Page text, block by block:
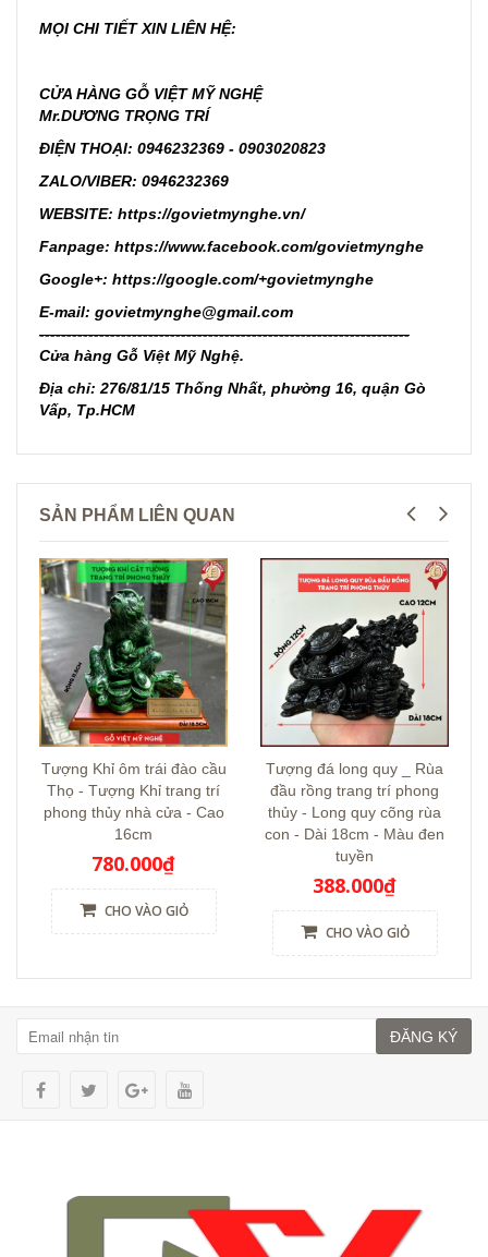
MỌI CHI TIẾT XIN LIÊN HỆ:
CỬA HÀNG GỖ VIỆT MỸ NGHỆ
Mr.DƯƠNG TRỌNG TRÍ
ĐIỆN THOẠI: 0946232369 - 0903020823
ZALO/VIBER: 0946232369
WEBSITE: https://govietmynghe.vn/
Fanpage: https://www.facebook.com/govietmynghe
Google+: https://google.com/+govietmynghe
E-mail: govietmynghe@gmail.com
--------------------------------------------------------------------
Cửa hàng Gỗ Việt Mỹ Nghệ.
Địa chỉ: 276/81/15 Thống Nhất, phường 16, quận Gò
Vấp, Tp.HCM
SẢN PHẨM LIÊN QUAN
Tượng Khỉ ôm trái đào cầu
Thọ - Tượng Khỉ trang trí
phong thủy nhà cửa - Cao
16cm
780.000₫
CHO VÀO GIỎ
Tượng đá long quy _ Rùa
đầu rồng trang trí phong
thủy - Long quy cõng rùa
con - Dài 18cm - Màu đen
tuyền
388.000₫
CHO VÀO GIỎ
ĐĂNG KÝ